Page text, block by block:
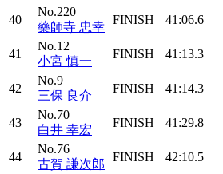
40
No.220
藥師寺 忠幸
FINISH 41:06.6
41
No.12
小宮 慎一
FINISH 41:13.3
42
No.9
三保 良介
FINISH 41:14.3
43
No.70
白井 幸宏
FINISH 41:29.8
44
No.76
古賀 謙次郎
FINISH 42:10.5